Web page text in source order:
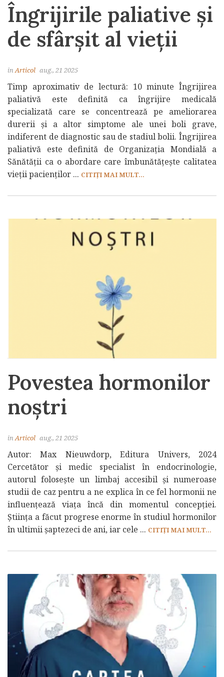
Îngrijirile paliative și
de sfârșit al vieții
inArticol aug., 21 2025
Timp aproximativ de lectură: 10 minute Îngrijirea
paliativă este definită ca îngrijire medicală
specializată care se concentrează pe ameliorarea
durerii și a altor simptome ale unei boli grave,
indiferent de diagnostic sau de stadiul bolii. Îngrijirea
paliativă este definită de Organizația Mondială a
Sănătății ca o abordare care îmbunătățește calitatea
vieții pacienților ... CITIȚI MAI MULT...
Povestea hormonilor
noștri
inArticol aug., 21 2025
Autor: Max Nieuwdorp, Editura Univers, 2024
Cercetător și medic specialist în endocrinologie,
autorul folosește un limbaj accesibil și numeroase
studii de caz pentru a ne explica în ce fel hormonii ne
influențează viața încă din momentul concepției.
Știința a făcut progrese enorme în studiul hormonilor
în ultimii șaptezeci de ani, iar cele ... CITIȚI MAI MULT...